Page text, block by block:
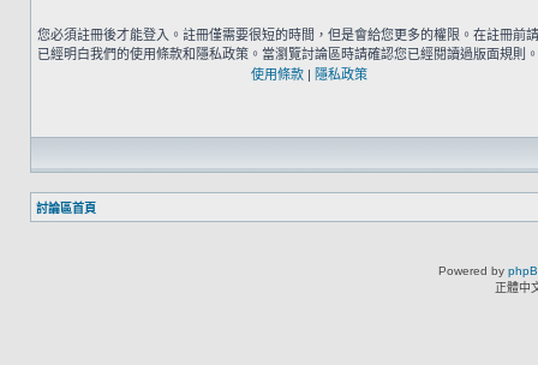
您必須註冊後才能登入。註冊僅需要很短的時間，但是會給您更多的權限。在註冊前
已經明白我們的使用條款和隱私政策。當瀏覽討論區時請確認您已經閱讀過版面規則。
使用條款 | 隱私政策
討論區首頁
Powered by
正體中